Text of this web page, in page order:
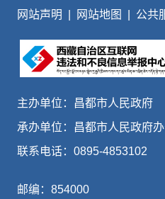
网站声明 网站地图 公共
主办单位：昌都市人民政府
承办单位：昌都市人民政府
联系电话：0895-4853102
邮编：854000